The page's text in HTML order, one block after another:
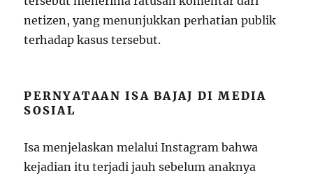
netizen, yang menunjukkan perhatian publik
terhadap kasus tersebut.
PERNYATAAN ISA BAJAJ DI MEDIA
SOSIAL
Isa menjelaskan melalui Instagram bahwa
kejadian itu terjadi jauh sebelum anaknya